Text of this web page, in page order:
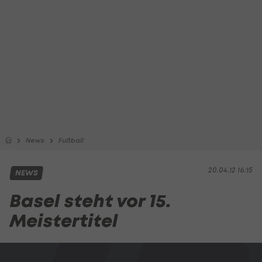
News Fußball
20.04.12 16:15
NEWS
Basel steht vor 15.
Meistertitel